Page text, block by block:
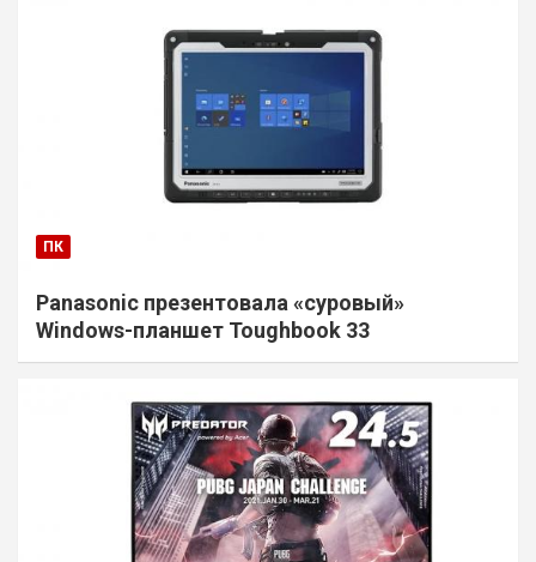
ПК
Panasonic презентовала «суровый»
Windows-планшет Toughbook 33